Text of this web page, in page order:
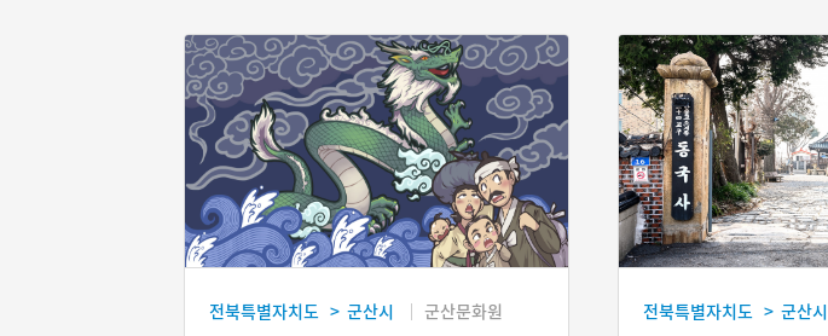
전북특별자치도 > 군산시 군산문화원 전북특별자치도 > 군산시